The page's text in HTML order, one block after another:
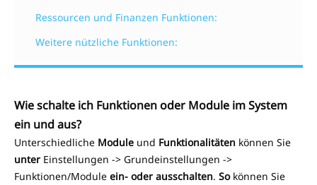
Ressourcen und Finanzen Funktionen:
Weitere nützliche Funktionen:
Wie schalte ich Funktionen oder Module im System
ein und aus?
Unterschiedliche Module und Funktionalitäten können Sie
unter Einstellungen -> Grundeinstellungen ->
Funktionen/Module ein- oder ausschalten. Sokönnen Sie